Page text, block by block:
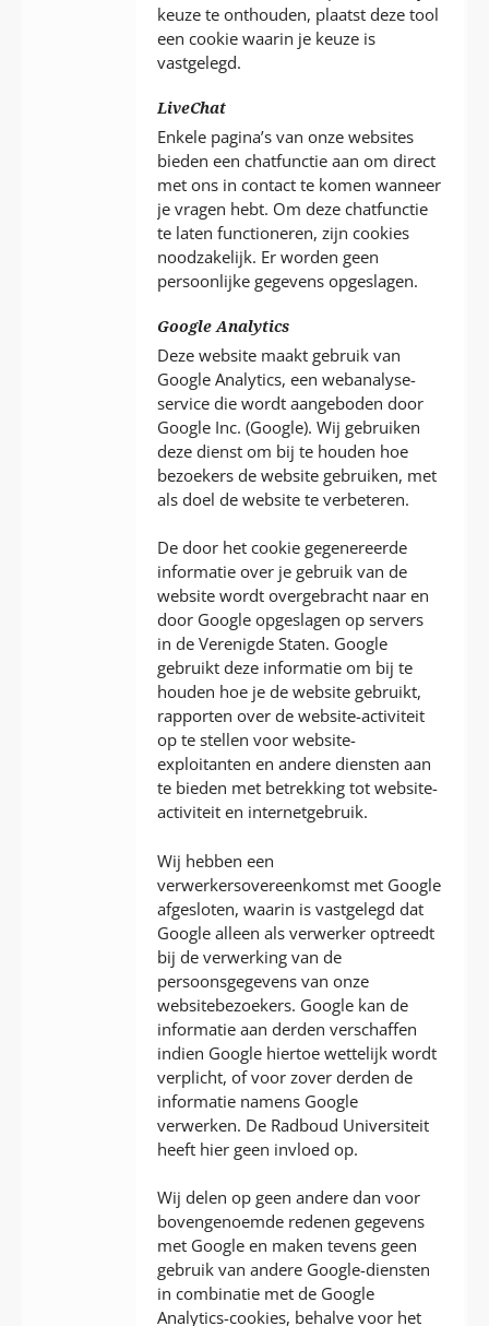
keuze te onthouden, plaatst deze tool
een cookie waarin je keuze is
vastgelegd.
LiveChat
Enkele pagina’s van onze websites
bieden een chatfunctie aan om direct
met ons in contact te komen wanneer
je vragen hebt. Om deze chatfunctie
te laten functioneren, zijn cookies
noodzakelijk. Er worden geen
persoonlijke gegevens opgeslagen.
Google Analytics
Deze website maakt gebruik van
Google Analytics, een webanalyse-
service die wordt aangeboden door
Google Inc. (Google). Wij gebruiken
deze dienst om bij te houden hoe
bezoekers de website gebruiken, met
als doel de website te verbeteren.
De door het cookie gegenereerde
informatie over je gebruik van de
website wordt overgebracht naar en
door Google opgeslagen op servers
in de Verenigde Staten. Google
gebruikt deze informatie om bij te
houden hoe je de website gebruikt,
rapporten over de website-activiteit
op te stellen voor website-
exploitanten en andere diensten aan
te bieden met betrekking tot website-
activiteit en internetgebruik.
Wij hebben een
verwerkersovereenkomst met Google
afgesloten, waarin is vastgelegd dat
Google alleen als verwerker optreedt
bij de verwerking van de
persoonsgegevens van onze
websitebezoekers. Google kan de
informatie aan derden verschaffen
indien Google hiertoe wettelijk wordt
verplicht, of voor zover derden de
informatie namens Google
verwerken. De Radboud Universiteit
heeft hier geen invloed op.
Wij delen op geen andere dan voor
bovengenoemde redenen gegevens
met Google en maken tevens geen
gebruik van andere Google-diensten
in combinatie met de Google
Analytics-cookies, behalve voor het